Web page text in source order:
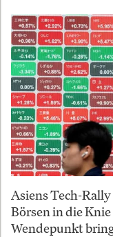
Asiens Tech-
Börsen in die
Wendepunkt